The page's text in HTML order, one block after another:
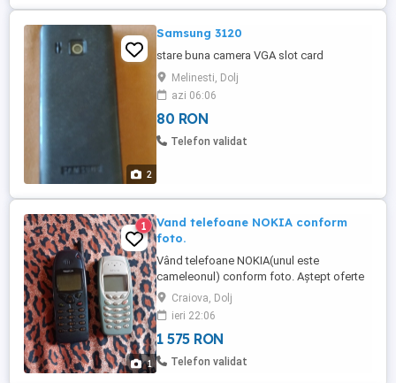
2
Samsung 3120
stare buna camera VGA slot card
Melinesti, Dolj
azi 06:06
80 RON
Telefon validat
1
1
Vand telefoane NOKIA conform
foto.
Vând telefoane NOKIA(unul este
cameleonul) conform foto. Aștept oferte
de prețCraiova, Dolj
ieri 22:06
1 575 RON
Telefon validat